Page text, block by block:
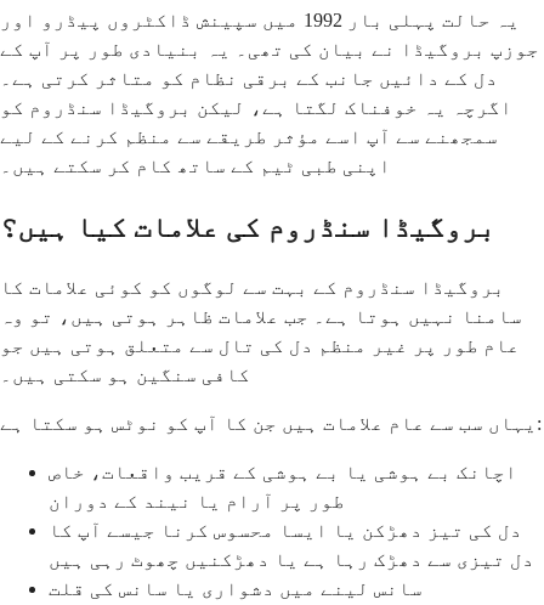
یہ حالت پہلی بار 1992 میں سپینش ڈاکٹروں پیڈرو اور
جوزپ بروگیڈا نے بیان کی تھی۔ یہ بنیادی طور پر آپ کے
دل کے دائیں جانب کے برقی نظام کو متاثر کرتی ہے۔
اگرچہ یہ خوفناک لگتا ہے، لیکن بروگیڈا سنڈروم کو
سمجھنے سے آپ اسے مؤثر طریقے سے منظم کرنے کے لیے
اپنی طبی ٹیم کے ساتھ کام کر سکتے ہیں۔
بروگیڈا سنڈروم کی علامات کیا ہیں؟
بروگیڈا سنڈروم کے بہت سے لوگوں کو کوئی علامات کا
سامنا نہیں ہوتا ہے۔ جب علامات ظاہر ہوتی ہیں، تو وہ
عام طور پر غیر منظم دل کی تال سے متعلق ہوتی ہیں جو
کافی سنگین ہو سکتی ہیں۔
یہاں سب سے عام علامات ہیں جن کا آپ کو نوٹس ہو سکتا ہے:
اچانک بے ہوشی یا بے ہوشی کے قریب واقعات، خاص
طور پر آرام یا نیند کے دوران
دل کی تیز دھڑکن یا ایسا محسوس کرنا جیسے آپ کا
دل تیزی سے دھڑک رہا ہے یا دھڑکنیں چھوٹ رہی ہیں
سانس لینے میں دشواری یا سانس کی قلت